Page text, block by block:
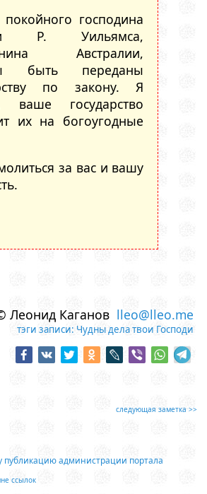
господина
Р. Уильямса,
Австралии,
быть переданы
по закону. Я
ваше государство
их на богоугодные
за вас и вашу
Леонид Каганов lleo@lleo.me
тэги записи: Чудны дела твои Господи
следующая заметка >>
публикацию администрации портала
ссылок